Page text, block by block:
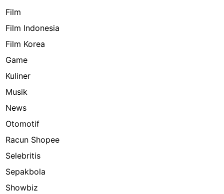
Film
Film Indonesia
Film Korea
Game
Kuliner
Musik
News
Otomotif
Racun Shopee
Selebritis
Sepakbola
Showbiz